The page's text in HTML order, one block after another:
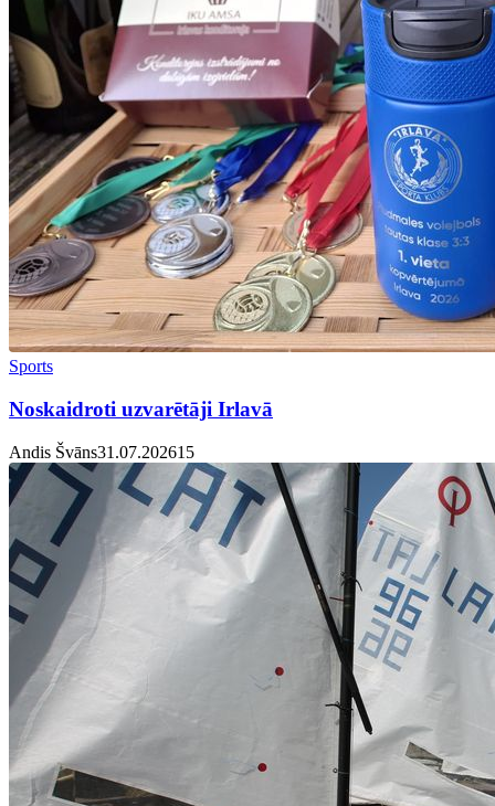
Sports
Noskaidroti uzvarētāji Irlavā
Andis Švāns31.07.20261 5